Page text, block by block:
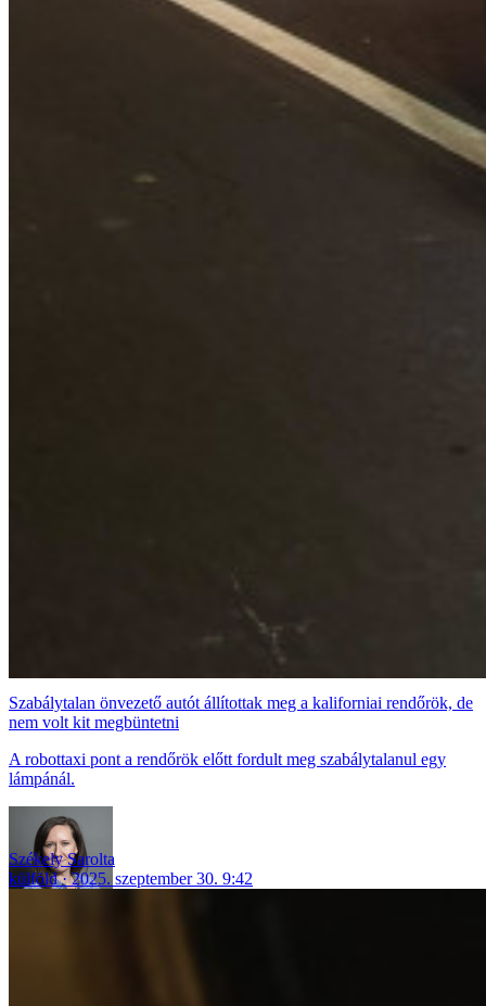
Szabálytalan önvezető autót állítottak meg a kaliforniai rendőrök, de
nem volt kit megbüntetni
A robottaxi pont a rendőrök előtt fordult meg szabálytalanul egy
lámpánál.
Székely Sarolta
külföld
2025. szeptember 30. 9:42